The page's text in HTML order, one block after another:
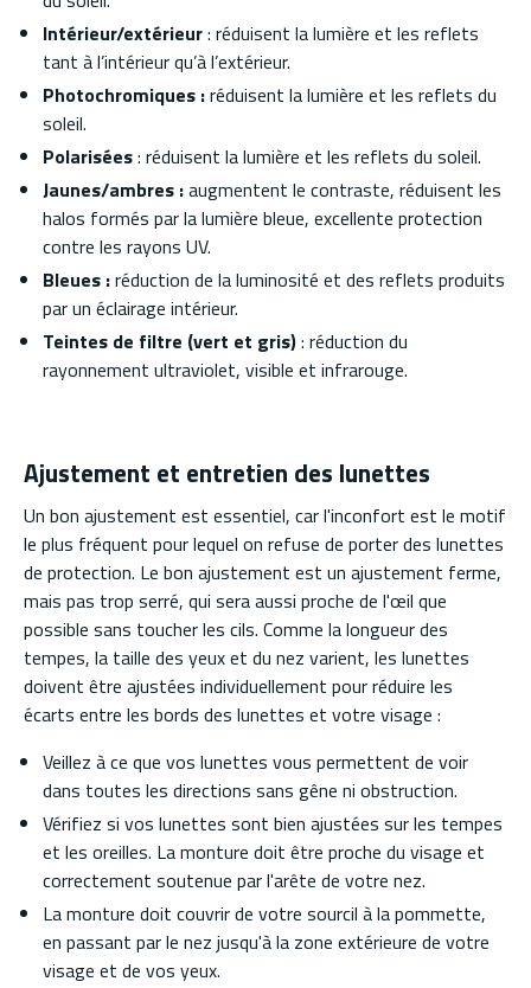
Intérieur/extérieur: réduisent la lumière et les reflets
tant à l’intérieur qu’à l’extérieur.
Photochromiques :réduisent la lumière et les reflets du
soleil.
Polarisées: réduisent la lumière et les reflets du soleil.
Jaunes/ambres :augmentent le contraste, réduisent les
halos formés par la lumière bleue, excellente protection
contre les rayons UV.
Bleues :réduction de la luminosité et des reflets produits
par un éclairage intérieur.
Teintes de filtre (vert et gris): réduction du
rayonnement ultraviolet, visible et infrarouge.
Ajustement et entretien des lunettes
Un bon ajustement est essentiel, car l'inconfort est le motif
le plus fréquent pour lequel on refuse de porter des lunettes
de protection. Le bon ajustement est un ajustement ferme,
mais pas trop serré, qui sera aussi proche de l'œil que
possible sans toucher les cils. Comme la longueur des
tempes, la taille des yeux et du nez varient, les lunettes
doivent être ajustées individuellement pour réduire les
écarts entre les bords des lunettes et votre visage :
Veillez à ce que vos lunettes vous permettent de voir
dans toutes les directions sans gêne ni obstruction.
Vérifiez si vos lunettes sont bien ajustées sur les tempes
et les oreilles. La monture doit être proche du visage et
correctement soutenue par l'arête de votre nez.
La monture doit couvrir de votre sourcil à la pommette,
en passant par le nez jusqu'à la zone extérieure de votre
visage et de vos yeux.